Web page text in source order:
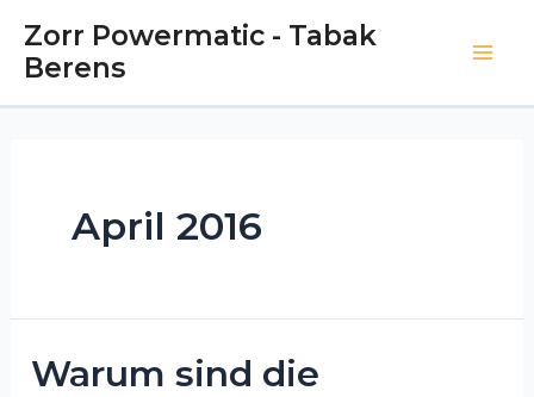
Zorr Powermatic - Tabak
Berens
April 2016
Warum sind die